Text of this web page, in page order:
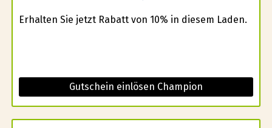
Erhalten Sie jetzt Rabatt von 10% in diesem Laden.
Gutschein einlösen Champion